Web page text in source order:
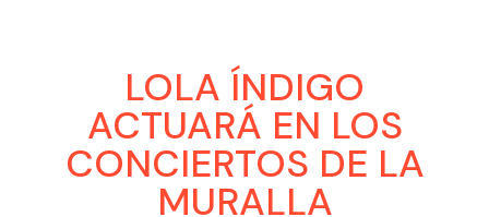
LOLA ÍNDIGO
ACTUARÁ EN LOS
CONCIERTOS DE LA
MURALLA